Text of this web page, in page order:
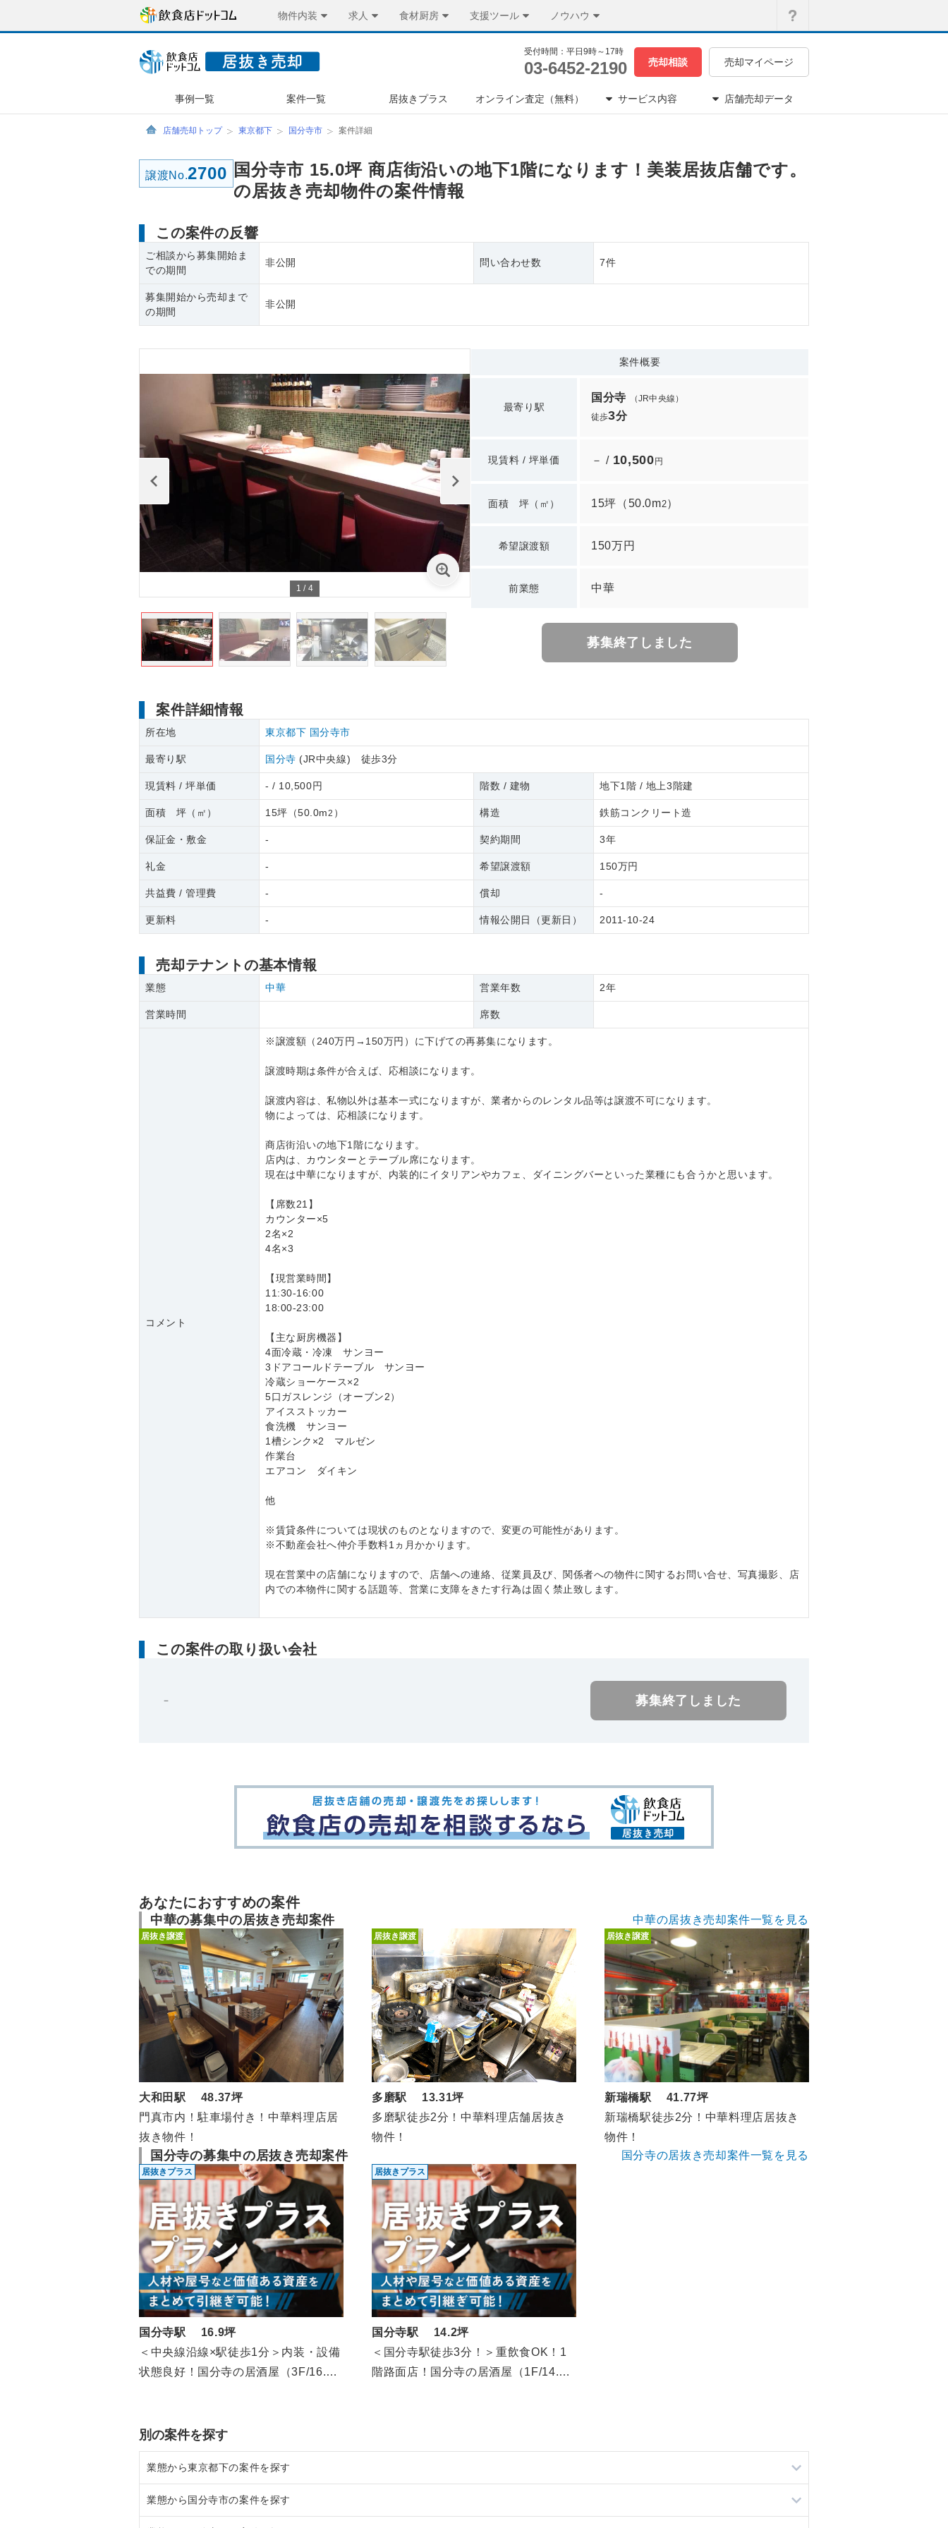
物件内装 求人 食材厨房 支援ツール ノウハウ
受付時間：平日9時～17時
03-6452-2190 売却相談 売却マイページ
事例一覧 案件一覧 居抜きプラス オンライン査定（無料） サービス内容 店舗売却データ
店舗売却トップ 東京都下 国分寺市 案件詳細
譲渡No.2700 国分寺市 15.0坪 商店街沿いの地下1階になります！美装居抜店舗です。
の居抜き売却物件の案件情報
この案件の反響
ご相談から募集開始ま
での期間
非公開 問い合わせ数 7件
募集開始から売却まで
の期間
非公開
1 / 4
案件概要
最寄り駅
国分寺
（JR中央線）
徒歩3分
現賃料 / 坪単価 － / 10,500 円
面積 坪（㎡） 15坪 （50.0m2）
希望譲渡額 150万円
前業態 中華
募集終了しました
案件詳細情報
所在地 東京都下 国分寺市
最寄り駅 国分寺 (JR中央線) 徒歩3分
現賃料 / 坪単価 - / 10,500円 階数 / 建物 地下1階 / 地上3階建
面積 坪（㎡） 15坪 （50.0m2 ） 構造 鉄筋コンクリート造
保証金・敷金 - 契約期間 3年
礼金 - 希望譲渡額 150万円
共益費 / 管理費 - 償却 -
更新料 - 情報公開日（更新日） 2011-10-24
売却テナントの基本情報
業態 中華 営業年数 2年
営業時間 席数
コメント
※譲渡額（240万円→150万円）に下げての再募集になります。
譲渡時期は条件が合えば、応相談になります。
譲渡内容は、私物以外は基本一式になりますが、業者からのレンタル品等は譲渡不可になります。
物によっては、応相談になります。
商店街沿いの地下1階になります。
店内は、カウンターとテーブル席になります。
現在は中華になりますが、内装的にイタリアンやカフェ、ダイニングバーといった業種にも合うかと思います。
【席数21】
カウンター×5
2名×2
4名×3
【現営業時間】
11:30-16:00
18:00-23:00
【主な厨房機器】
4面冷蔵・冷凍 サンヨー
3ドアコールドテーブル サンヨー
冷蔵ショーケース×2
5口ガスレンジ（オーブン2）
アイスストッカー
食洗機 サンヨー
1槽シンク×2 マルゼン
作業台
エアコン ダイキン
他
※賃貸条件については現状のものとなりますので、変更の可能性があります。
※不動産会社へ仲介手数料1ヵ月かかります。
現在営業中の店舗になりますので、店舗への連絡、従業員及び、関係者への物件に関するお問い合せ、写真撮影、店
内での本物件に関する話題等、営業に支障をきたす行為は固く禁止致します。
この案件の取り扱い会社
－ 募集終了しました
あなたにおすすめの案件
中華の募集中の居抜き売却案件 中華の居抜き売却案件一覧を見る
居抜き譲渡
大和田駅 48.37坪
門真市内！駐車場付き！中華料理店居
抜き物件！
居抜き譲渡
多磨駅 13.31坪
多磨駅徒歩2分！中華料理店舗居抜き
物件！
居抜き譲渡
新瑞橋駅 41.77坪
新瑞橋駅徒歩2分！中華料理店居抜き
物件！
国分寺の募集中の居抜き売却案件 国分寺の居抜き売却案件一覧を見る
居抜きプラス
国分寺駅 16.9坪
＜中央線沿線×駅徒歩1分＞内装・設備
状態良好！国分寺の居酒屋（3F/16.9
居抜きプラス
国分寺駅 14.2坪
＜国分寺駅徒歩3分！＞重飲食OK！1
階路面店！国分寺の居酒屋（1F/14.2
別の案件を探す
業態から東京都下の案件を探す
東京都下のラーメンの居抜き売却物件の案件一覧
業態から国分寺市の案件を探す